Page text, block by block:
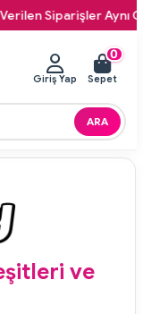
Aynı Gün
ARA
Giriş Yap
0
Sepet
ve